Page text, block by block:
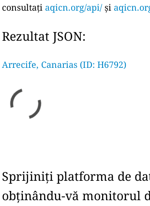
consultați aqicn.org/api/ și
Rezultat JSON:
Arrecife, Canarias (ID: H6792)
Sprijiniți platforma de
obținându-vă monitorul